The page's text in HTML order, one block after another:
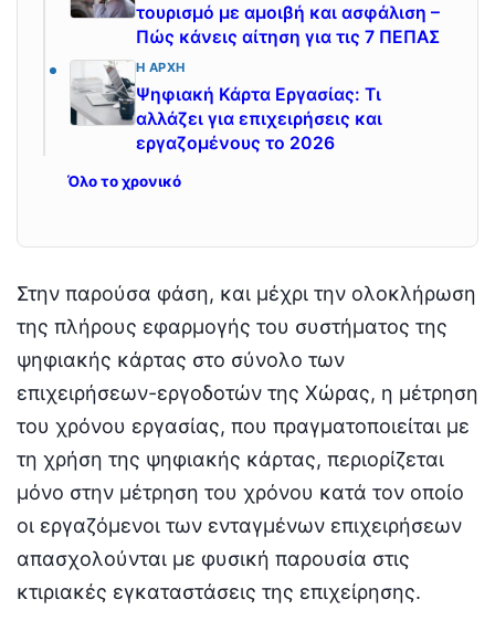
τουρισμό με αμοιβή και ασφάλιση –
Πώς κάνεις αίτηση για τις 7 ΠΕΠΑΣ
Η ΑΡΧΉ
Ψηφιακή Κάρτα Εργασίας: Τι
αλλάζει για επιχειρήσεις και
εργαζομένους το 2026
Όλο το χρονικό
Στην παρούσα φάση, και μέχρι την ολοκλήρωση
της πλήρους εφαρμογής του συστήματος της
ψηφιακής κάρτας στο σύνολο των
επιχειρήσεων-εργοδοτών της Χώρας, η μέτρηση
του χρόνου εργασίας, που πραγματοποιείται με
τη χρήση της ψηφιακής κάρτας, περιορίζεται
μόνο στην μέτρηση του χρόνου κατά τον οποίο
οι εργαζόμενοι των ενταγμένων επιχειρήσεων
απασχολούνται με φυσική παρουσία στις
κτιριακές εγκαταστάσεις της επιχείρησης.